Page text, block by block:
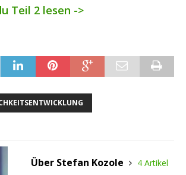
Teil 2 lesen ->
Über Stefan Kozole 4 Artikel